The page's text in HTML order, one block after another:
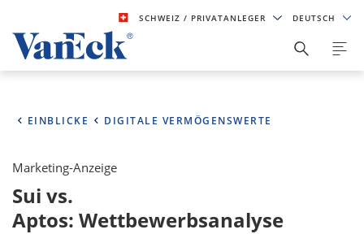
SCHWEIZ/ PRIVATANLEGER DEUTSCH
EINBLICKE DIGITALE VERMÖGENSWERTE
Marketing-Anzeige
Sui vs.
Aptos: Wettbewerbsanalyse